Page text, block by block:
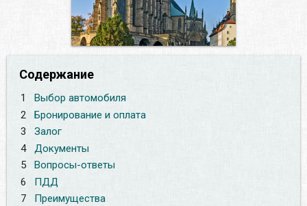
Содержание
1
Выбор автомобиля
2
Бронирование и оплата
3
Залог
4
Документы
5
Вопросы-ответы
6
ПДД
7
Преимущества